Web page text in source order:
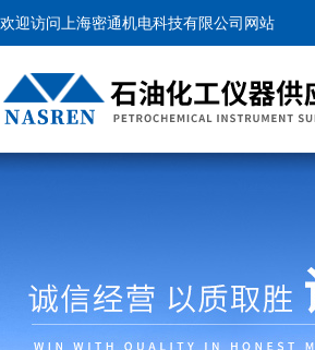
欢迎访问上海密通机电科技有限公司网站